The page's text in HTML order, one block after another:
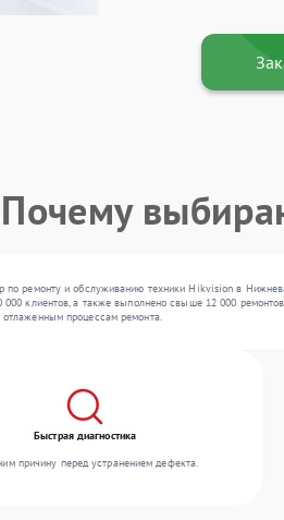
Почему
ремонту и обслуживанию техники Hikvision в
клиентов, а также выполнено свыше 12 000
процессам ремонта.
Быстрая диагностика
причину перед устранением дефекта.